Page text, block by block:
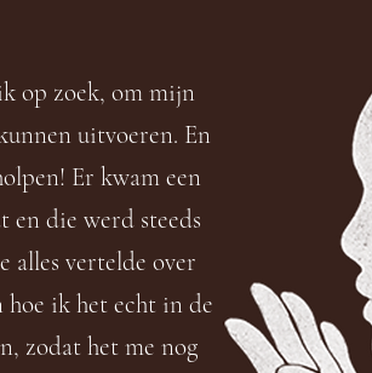
op zoek, om mijn
uitvoeren. En
Er kwam een
en die werd steeds
alles vertelde over
ik het echt in de
zodat het me nog